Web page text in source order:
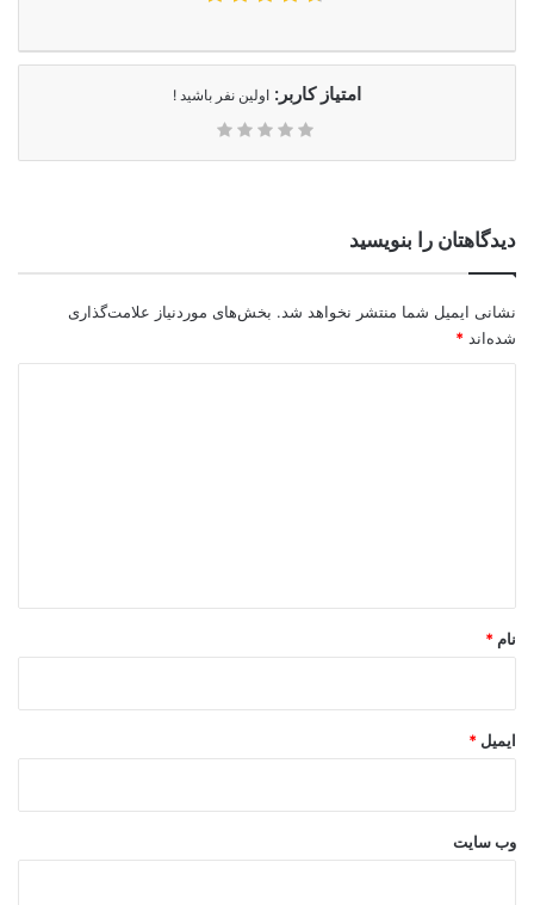
امتیاز کاربر: اولین نفر باشید !
دیدگاهتان را بنویسید
نشانی ایمیل شما منتشر نخواهد شد. بخش‌های موردنیاز علامت‌گذاری
شده‌اند *
نام *
ایمیل *
وب‌ سایت